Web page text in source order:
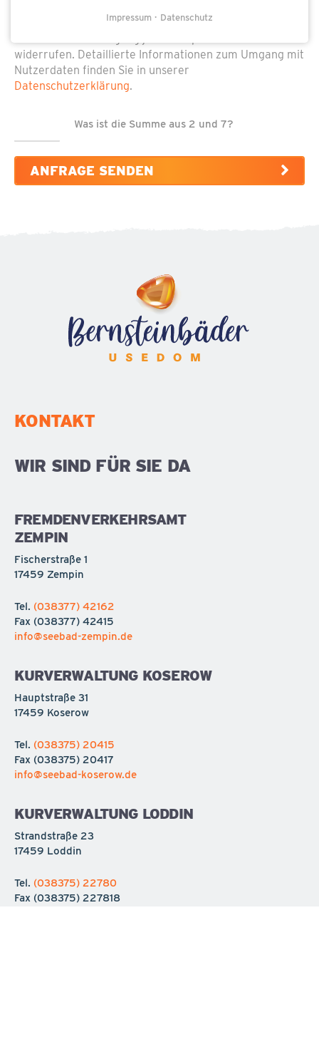
Weitergabe der Daten an Unberechtigte. Hinweis: Sie
widerrufen. Detaillierte Informationen zum Umgang mit
Nutzerdaten finden Sie in unserer
Datenschutzerklärung.
Was ist die Summe aus 2 und 7?
ANFRAGE SENDEN
KONTAKT
WIR SIND FÜR SIE DA
FREMDENVERKEHRSAMT
ZEMPIN
Fischerstraße 1
17459 Zempin
Tel. (038377) 42162
Fax (038377) 42415
info@seebad-zempin.de
KURVERWALTUNG KOSEROW
Hauptstraße 31
17459 Koserow
Tel. (038375) 20415
Fax (038375) 20417
info@seebad-koserow.de
KURVERWALTUNG LODDIN
Strandstraße 23
17459 Loddin
Tel. (038375) 22780
Fax (038375) 227818
Impressum Datenschutz